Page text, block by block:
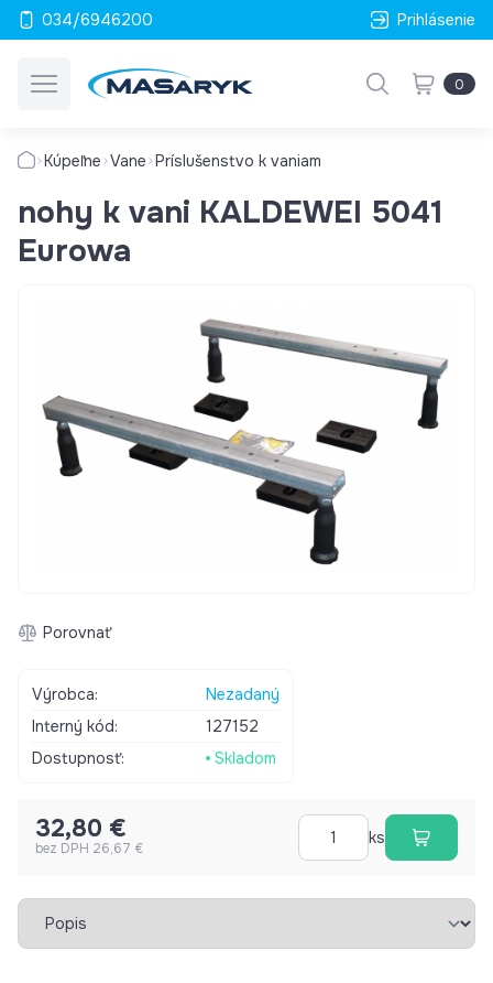
034/6946200 Prihlásenie
0
Kúpeľne Vane Príslušenstvo k vaniam
nohy k vani KALDEWEI 5041
Eurowa
Porovnať
Výrobca:
Nezadaný
Interný kód:
127152
Dostupnosť:
Skladom
32,80 €
bez DPH 26,67 €
ks
Vybrať záložku